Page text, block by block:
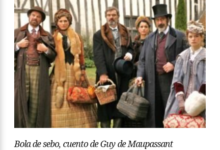
Bola de sebo, cuento de Guy de Maupassant